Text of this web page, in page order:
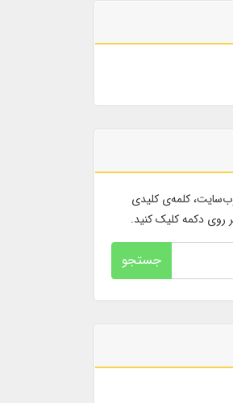
کلمه‌ی کلیدی
روی دکمه کلیک کنید.
جستجو